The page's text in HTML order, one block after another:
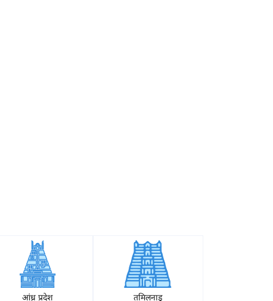
आंध्र प्रदेश तमिलनाडु